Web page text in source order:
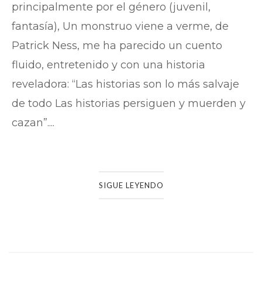
principalmente por el género (juvenil,
fantasía), Un monstruo viene a verme, de
Patrick Ness, me ha parecido un cuento
fluido, entretenido y con una historia
reveladora: “Las historias son lo más salvaje
de todo Las historias persiguen y muerden y
cazan”....
SIGUE LEYENDO